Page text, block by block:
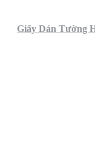
Giấy Dán Tường